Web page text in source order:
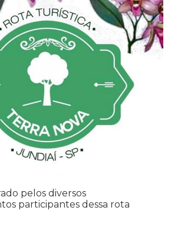
pelos diversos
participantes dessa rota